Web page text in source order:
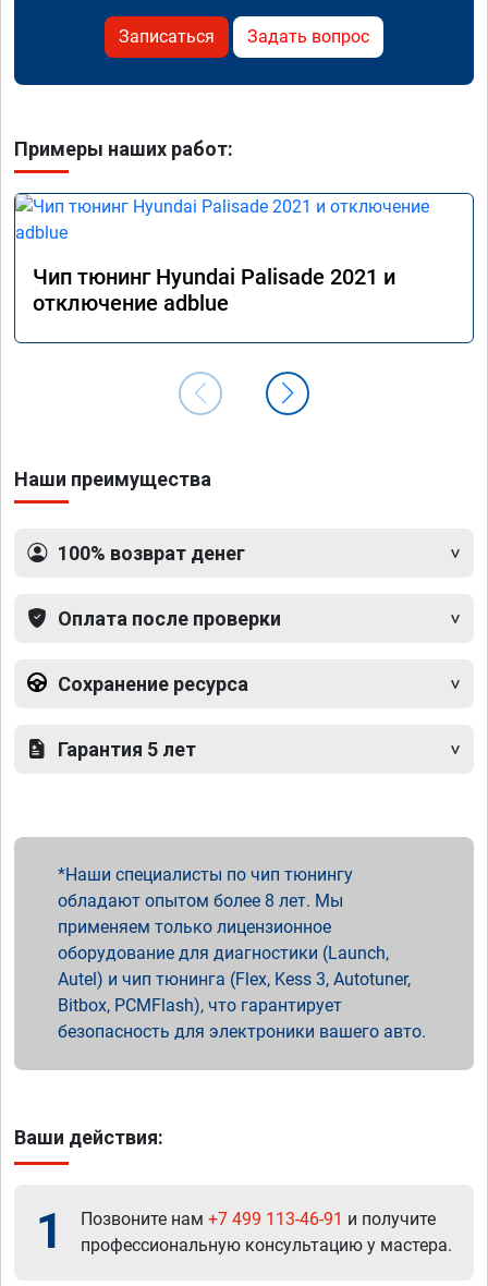
Записаться Задать вопрос
Примеры наших работ:
Чип тюнинг Hyundai Palisade 2021 и
отключение adblue
Наши преимущества
100% возврат денег
Оплата после проверки
Сохранение ресурса
Гарантия 5 лет
Наши специалисты по чип тюнингу
обладают опытом более 8 лет. Мы
применяем только лицензионное
оборудование для диагностики (Launch,
Autel) и чип тюнинга (Flex, Kess 3, Autotuner,
Bitbox, PCMFlash), что гарантирует
безопасность для электроники вашего авто.
Ваши действия:
1 Позвоните нам +7 499 113-46-91 и получите
профессиональную консультацию у мастера.